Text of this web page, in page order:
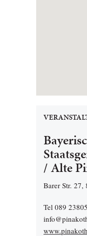
/ Alte
Barer Str. 27,
Tel 089